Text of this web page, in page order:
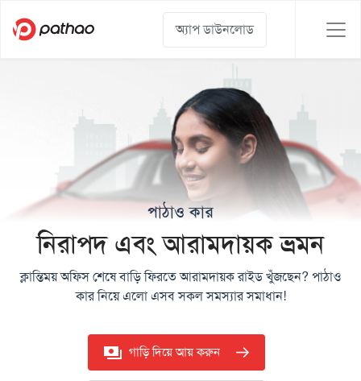
অ্যাপ ডাউনলোড
পাঠাও কার
নিরাপদ এবং আরামদায়ক ভ্রমন
ক্লান্তিময় অফিস শেষে বাড়ি ফিরতে আরামদায়ক রাইড খুঁজছেন? পাঠাও
কার নিয়ে এলো এসব সকল সমস্যার সমাধান!
গাড়ি দিয়ে আয় করুন